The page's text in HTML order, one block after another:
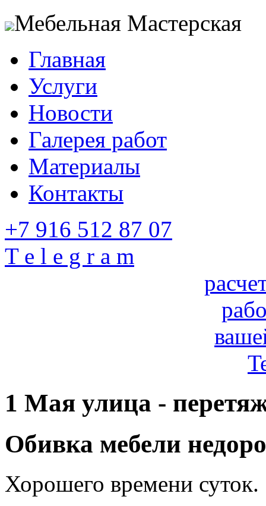
Мебельная Мастерская
Главная
Услуги
Новости
Галерея работ
Материалы
Контакты
+7 916 512 87 07
T e l e g r a m
1 Мая улица -
Обивка мебели
Хорошего времени суток.